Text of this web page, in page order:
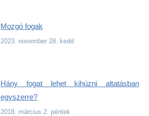
Mozgó fogak
2023. november 28. kedd
Hány fogat lehet kihúzni altatásban
egyszerre?
2018. március 2. péntek